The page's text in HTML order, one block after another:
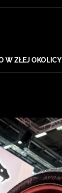
W ZŁEJ